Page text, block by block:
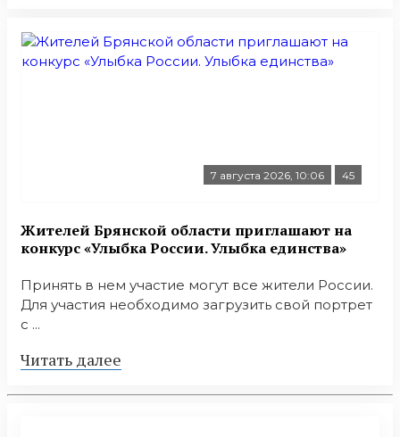
7 августа 2026, 10:06 45
Жителей Брянской области приглашают на
конкурс «Улыбка России. Улыбка единства»
Принять в нем участие могут все жители России.
Для участия необходимо загрузить свой портрет
с ...
Читать далее